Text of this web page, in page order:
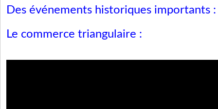
Des événements historiques importants
Le commerce triangulaire :